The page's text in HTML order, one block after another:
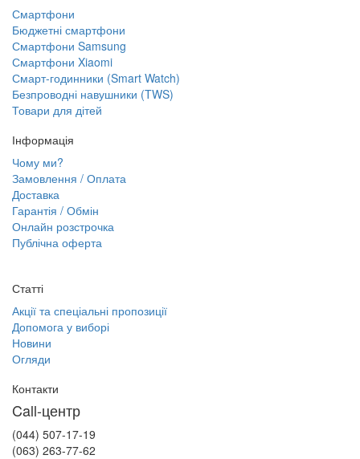
Смартфони
Бюджетні смартфони
Смартфони Samsung
Смартфони Xiaomi
Смарт-годинники (Smart Watch)
Безпроводні навушники (TWS)
Товари для дітей
Інформація
Чому ми?
Замовлення / Оплата
Доставка
Гарантія / Обмін
Онлайн розстрочка
Публічна оферта
Статті
Акції та спеціальні пропозиції
Допомога у виборі
Новини
Огляди
Контакти
Call-центр
(044) 507-17-19
(063) 263-77-62